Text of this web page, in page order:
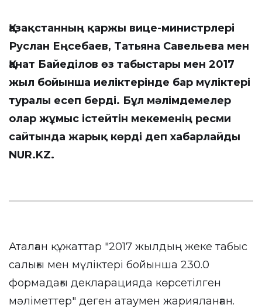
Қазақстанның қаржы вице-министрлері
Руслан Еңсебаев, Татьяна Савельева мен
Қанат Байеділов өз табыстары мен 2017
жыл бойынша иеліктерінде бар мүліктері
туралы есеп берді. Бұл мәлімдемелер
олар жұмыс істейтін мекеменің ресми
сайтында жарық көрді деп хабарлайды
NUR.KZ.
Аталған құжаттар "2017 жылдың жеке табыс
салығы мен мүліктері бойынша 230.0
формадағы декларацияда көрсетілген
мәліметтер" деген атаумен жарияланған.